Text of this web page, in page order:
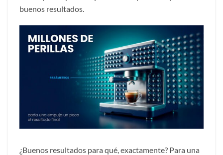
buenos resultados.
¿Buenos resultados para qué, exactamente? Para una